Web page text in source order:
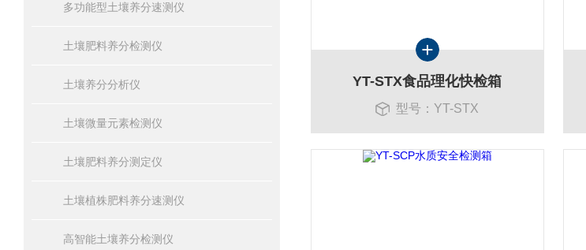
多功能型土壤养分速测仪
土壤肥料养分检测仪
土壤养分分析仪
土壤微量元素检测仪
土壤肥料养分测定仪
土壤植株肥料养分速测仪
高智能土壤养分检测仪
YT-STX食品理化快检箱
型号：YT-STX